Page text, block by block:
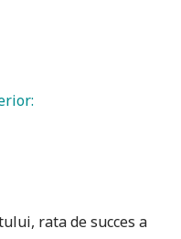
rata de succes a